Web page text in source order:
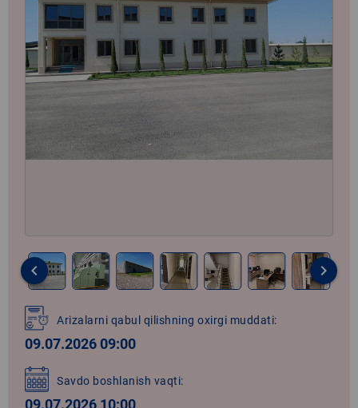
1
of
33
keyboard_arrow_left keyboard_arrow_right
Arizalarni qabul qilishning oxirgi muddati:
09.07.2026 09:00
Savdo boshlanish vaqti:
09.07.2026 10:00